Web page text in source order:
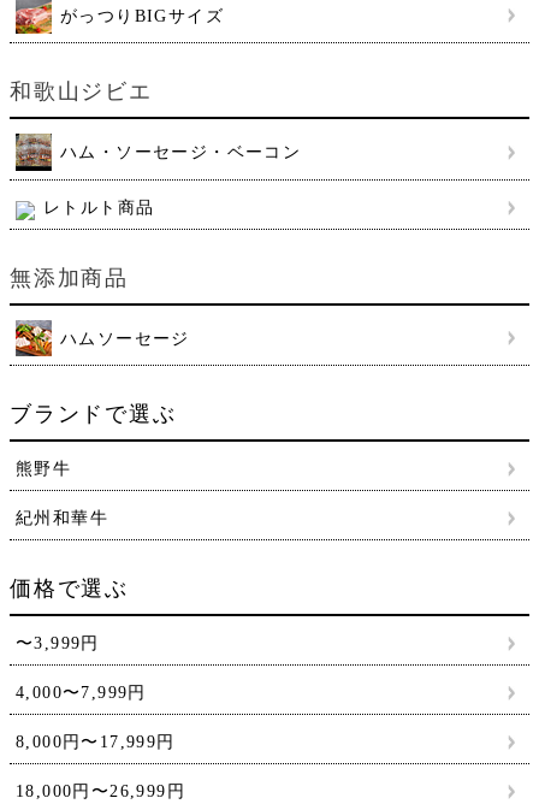
がっつりBIGサイズ
和歌山ジビエ
ハム・ソーセージ・ベーコン
レトルト商品
無添加商品
ハムソーセージ
ブランドで選ぶ
熊野牛
紀州和華牛
価格で選ぶ
〜3,999円
4,000〜7,999円
8,000円〜17,999円
18,000円〜26,999円